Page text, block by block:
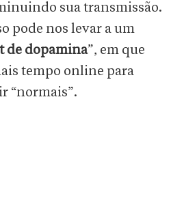
sua transmissão.
pode nos levar a um
de dopamina”, em que
tempo online para
“normais”.